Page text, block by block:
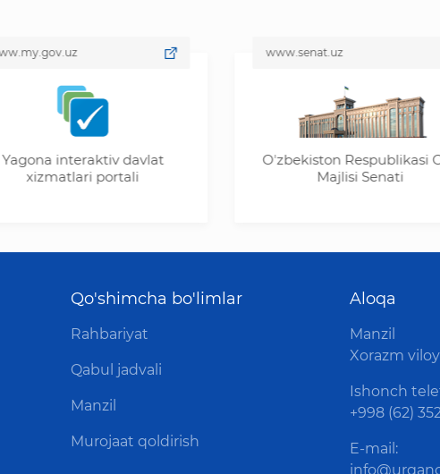
interaktiv davlat
portali
www.senat.uz
Oʼzbekiston Respublikasi Oliy
Majlisi Senati
Qo'shimcha bo'limlar
Rahbariyat
Qabul jadvali
Manzil
Murojaat qoldirish
Aloqa
Manzil
Xorazm
Ishonch
+998 (62)
E-mail: